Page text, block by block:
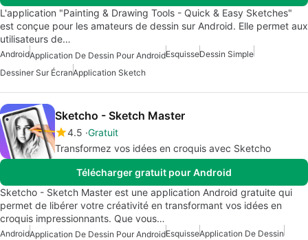
L'application "Painting & Drawing Tools - Quick & Easy Sketches"
est conçue pour les amateurs de dessin sur Android. Elle permet aux
utilisateurs de…
AndroidApplication De Dessin Pour AndroidEsquisseDessin Simple
Dessiner Sur ÉcranApplication Sketch
Sketcho - Sketch Master
4.5 Gratuit
Transformez vos idées en croquis avec Sketcho
Télécharger gratuit pour Android
Sketcho - Sketch Master est une application Android gratuite qui
permet de libérer votre créativité en transformant vos idées en
croquis impressionnants. Que vous…
AndroidApplication De Dessin Pour AndroidEsquisseApplication De Dessin